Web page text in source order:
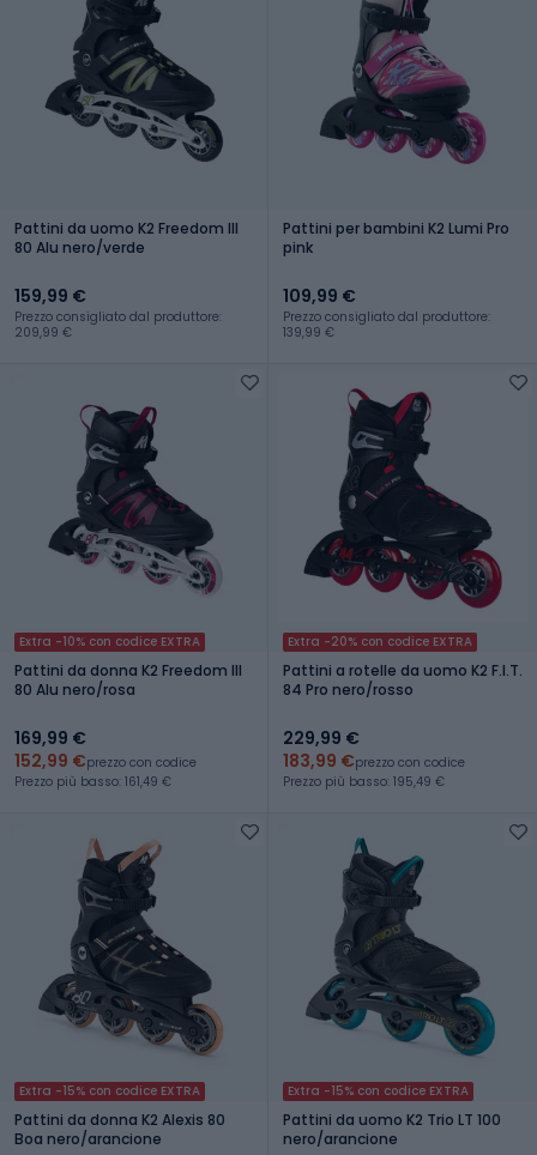
Pattini da uomo K2 Freedom III
80 Alu nero/verde
159,99 €
Prezzo consigliato dal produttore:
209,99 €
Pattini per bambini K2 Lumi Pro
pink
109,99 €
Prezzo consigliato dal produttore:
139,99 €
Extra -10% con codice EXTRA
Pattini da donna K2 Freedom III
80 Alu nero/rosa
169,99 €
152,99 €prezzo con codice
Prezzo più basso: 161,49 €
Extra -20% con codice EXTRA
Pattini a rotelle da uomo K2 F.I.T.
84 Pro nero/rosso
229,99 €
183,99 €prezzo con codice
Prezzo più basso: 195,49 €
Extra -15% con codice EXTRA
Pattini da donna K2 Alexis 80
Boa nero/arancione
Extra -15% con codice EXTRA
Pattini da uomo K2 Trio LT 100
nero/arancione